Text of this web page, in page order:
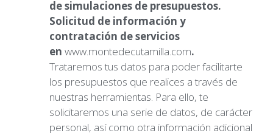
de simulaciones de presupuestos.
Solicitud de información y
contratación de servicios
en www.montedecutamilla.com.
Trataremos tus datos para poder facilitarte
los presupuestos que realices a través de
nuestras herramientas. Para ello, te
solicitaremos una serie de datos, de carácter
personal, así como otra información adicional